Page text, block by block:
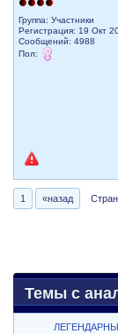
Группа: Участники
Регистрация: 19 Окт
Сообщений: 4988
Пол:
1 «назад
Темы с